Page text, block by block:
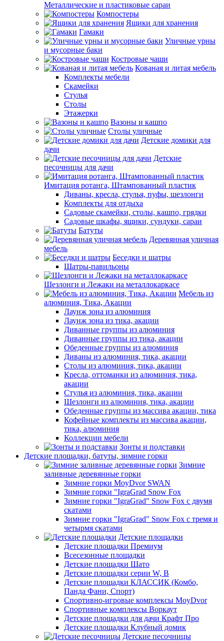
Металлические и пластиковые сараи
Компостеры
Ящики для хранения
Гамаки
Уличные урны
и мусорные баки
Костровые чаши
Кованая и литая мебель
Комплекты мебели
Скамейки
Стулья
Столы
Этажерки
Вазоны и кашпо
Столы уличные
Детские домики для
дачи
Детские
песочницы для дачи
Имитация ротанга, Штампованный пластик
Диваны, кресла, стулья, пуфы, шезлонги
Комплекты для отдыха
Садовые скамейки, столы, кашпо, грядки
Садовые шкафы, ящики, сундуки, сараи
Батуты
Деревянная уличная
мебель
Беседки и шатры
Шатры-павильоны
Шезлонги и Лежаки на металлокаркасе
Мебель из
алюминия, Тика, Акации
Лаунж зона из алюминия
Лаунж зона из тика, акации
Диванные группы из алюминия
Диванные группы из тика, акации
Обеденные группы из алюминия
Диваны из алюминия, тика, акации
Столы из алюминия, тика, акации
Кресла, оттоманки из алюминия, тика,
акации
Стулья из алюминия, тика, акации
Шезлонги из алюминия, тика, акации
Обеденные группы из массива акации, тика
Кофейные комплекты из массива акации,
тика, алюминия
Коллекции мебели
Зонты и подставки
Детские площадки, батуты, зимние горки
Зимние
заливные деревянные горки
Зимние горки MoyDvor SWAN
Зимние горки "IgraGrad Snow Fox
Зимние горки "IgraGrad" Snow Fox с двумя
скатами
Зимние горки "IgraGrad" Snow Fox с тремя и
четырмя скатами
Детские площадки
Детские площадки Премиум
Всесезонные площадки
Детские площадки Шато
Детские площадки серии W, В
Детские площадки КЛАССИК (Комбо,
Панда Фани, Спорт)
Спортивно-игровые комплексы MoyDvor
Спортивные комплексы Воркаут
Детские площадки для дачи Крафт Про
Детские площадки Клубный домик
Детские песочницы